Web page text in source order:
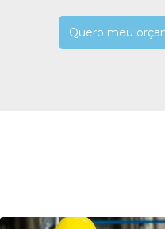
Quero meu